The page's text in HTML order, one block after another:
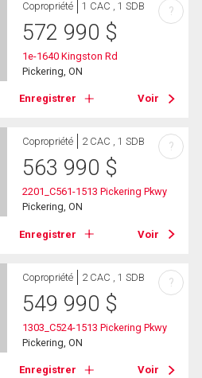
Copropriété 1 CAC , 1 SDB
572 990 $
1e-1640 Kingston Rd
Pickering, ON
Enregistrer Voir
?
Copropriété 2 CAC , 1 SDB
563 990 $
2201_C561-1513 Pickering Pkwy
Pickering, ON
Enregistrer Voir
?
Copropriété 2 CAC , 1 SDB
549 990 $
1303_C524-1513 Pickering Pkwy
Pickering, ON
Enregistrer Voir
?